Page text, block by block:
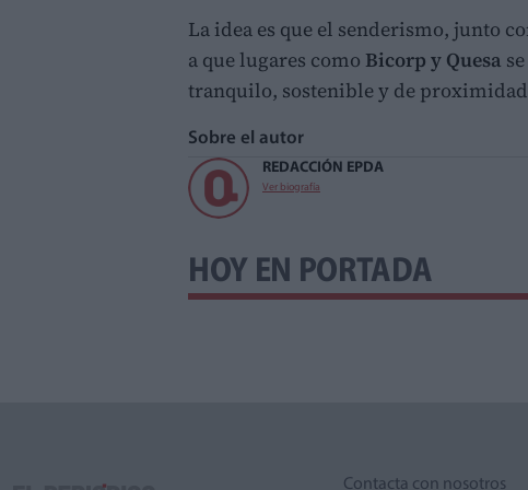
La idea es que el senderismo, junto
a que lugares como Bicorp y Quesa
tranquilo, sostenible y de
Sobre el autor
REDACCIÓN EPDA
Ver biografía
HOY EN PORTADA
Contacta con nosotros